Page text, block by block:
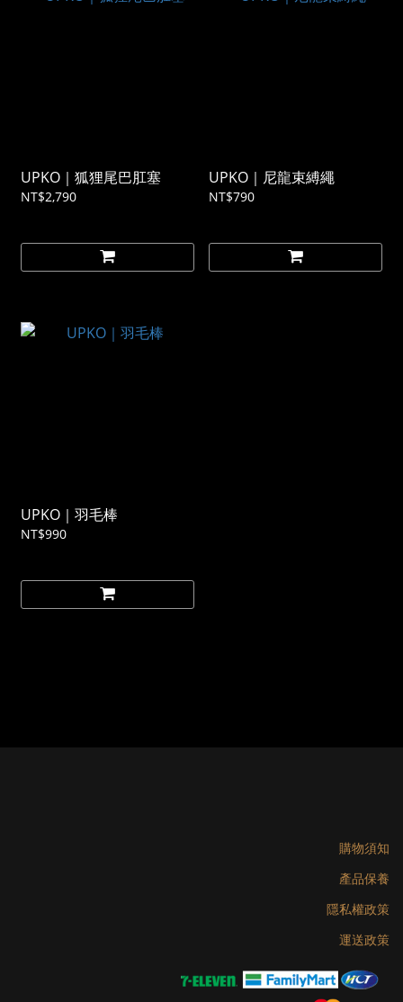
UPKO｜狐狸尾巴肛塞
NT$2,790
UPKO｜尼龍束縛繩
NT$790
UPKO｜羽毛棒
NT$990
購物須知
產品保養
隱私權政策
運送政策